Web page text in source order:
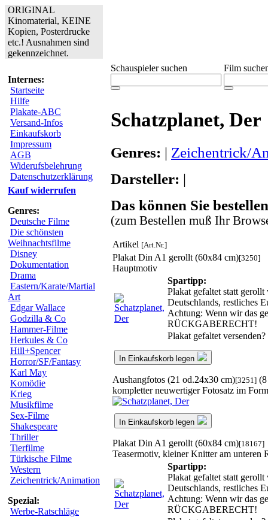
ORIGINAL
Kinomaterial, KEINE
Kopien, Posterdrucke
etc.! Ausnahmen sind
gekennzeichnet.
Internes:
Startseite
Hilfe
Plakate-ABC
Versand-Infos
Einkaufskorb
Impressum
AGB
Widerufsbelehrung
Datenschutzerklärung
Kauf widerrufen
Genres:
Deutsche Filme
Die schönsten
Weihnachtsfilme
Disney
Dokumentation
Drama
Eastern/Karate/Martial
Art
Edgar Wallace
Godzilla & Co
Hammer-Filme
Herkules & Co
Hill+Spencer
Horror/SF/Fantasy
Karl May
Komödie
Krieg
Musikfilme
Sex-Filme
Shakespeare
Thriller
Tierfilme
Türkische Filme
Western
Zeichentrick/Animation
Spezial:
Werbe-Ratschläge
Schauspieler suchen Film
Schatzplanet, Der
Genres: | Zeichentrick/
Darsteller: |
Das können Sie
(zum Bestellen muß Ihr
Artikel [Art.Nr.]
Plakat Din A1 gerollt (60x84 cm)[3250]
Hauptmotiv
Spartipp:
Plakat gefaltet statt
Deutschlands, restliches
Achtung: Wenn wir das
RÜCKGABERECHT!
Plakat gefaltet versenden?
In Einkaufskorb legen
Aushangfotos (21 od.24x30 cm)[3251]
kompletter neuwertiger Fotosatz im
In Einkaufskorb legen
Plakat Din A1 gerollt (60x84 cm)[18167]
Teasermotiv, kleiner Knitter am unteren
Spartipp:
Plakat gefaltet statt
Deutschlands, restliches
Achtung: Wenn wir das
RÜCKGABERECHT!